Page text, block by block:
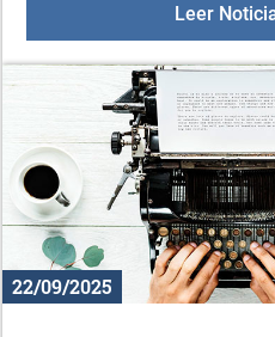
materiales gráficos con
Leer
22/09/2025